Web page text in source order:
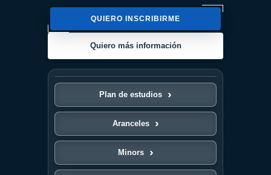
QUIERO INSCRIBIRME
Quiero más información
Plan de estudios
Aranceles
Minors